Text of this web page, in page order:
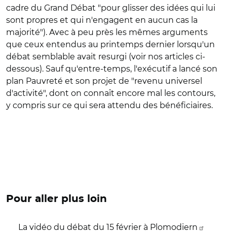
cadre du Grand Débat "pour glisser des idées qui lui
sont propres et qui n'engagent en aucun cas la
majorité"). Avec à peu près les mêmes arguments
que ceux entendus au printemps dernier lorsqu'un
débat semblable avait resurgi (voir nos articles ci-
dessous). Sauf qu'entre-temps, l'exécutif a lancé son
plan Pauvreté et son projet de "revenu universel
d'activité", dont on connaît encore mal les contours,
y compris sur ce qui sera attendu des bénéficiaires.
Pour aller plus loin
La vidéo du débat du 15 février à Plomodiern